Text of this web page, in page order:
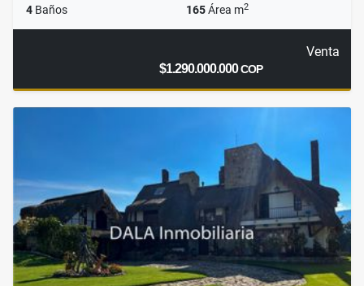
4 Baños 165Área m2
Venta
$1.290.000.000COP